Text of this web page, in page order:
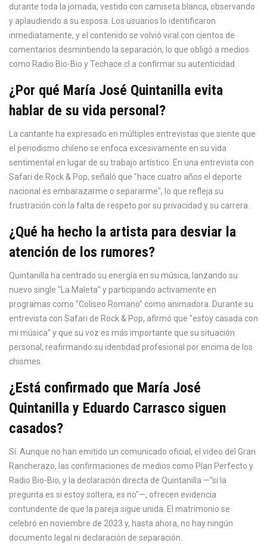
durante toda la jornada, vestido con camiseta blanca, observando
y aplaudiendo a su esposa. Los usuarios lo identificaron
inmediatamente, y el contenido se volvió viral con cientos de
comentarios desmintiendo la separación, lo que obligó a medios
como Radio Bio-Bio y Techace.cl a confirmar su autenticidad.
¿Por qué María José Quintanilla evita
hablar de su vida personal?
La cantante ha expresado en múltiples entrevistas que siente que
el periodismo chileno se enfoca excesivamente en su vida
sentimental en lugar de su trabajo artístico. En una entrevista con
Safari de Rock & Pop, señaló que "hace cuatro años el deporte
nacional es embarazarme o separarme", lo que refleja su
frustración con la falta de respeto por su privacidad y su carrera.
¿Qué ha hecho la artista para desviar la
atención de los rumores?
Quintanilla ha centrado su energía en su música, lanzando su
nuevo single "La Maleta" y participando activamente en
programas como "Coliseo Romano" como animadora. Durante su
entrevista con Safari de Rock & Pop, afirmó que "estoy casada con
mi música" y que su voz es más importante que su situación
personal, reafirmando su identidad profesional por encima de los
chismes.
¿Está confirmado que María José
Quintanilla y Eduardo Carrasco siguen
casados?
Sí. Aunque no han emitido un comunicado oficial, el video del Gran
Rancherazo, las confirmaciones de medios como Plan Perfecto y
Radio Bio-Bio, y la declaración directa de Quintanilla —"si la
pregunta es si estoy soltera, es no"—, ofrecen evidencia
contundente de que la pareja sigue unida. El matrimonio se
celebró en noviembre de 2023 y, hasta ahora, no hay ningún
documento legal ni declaración de separación.